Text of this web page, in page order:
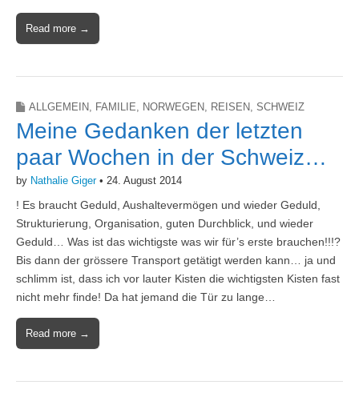
Read more →
ALLGEMEIN, FAMILIE, NORWEGEN, REISEN, SCHWEIZ
Meine Gedanken der letzten
paar Wochen in der Schweiz…
by Nathalie Giger• 24. August 2014
! Es braucht Geduld, Aushaltevermögen und wieder Geduld,
Strukturierung, Organisation, guten Durchblick, und wieder
Geduld… Was ist das wichtigste was wir für’s erste brauchen!!!?
Bis dann der grössere Transport getätigt werden kann… ja und
schlimm ist, dass ich vor lauter Kisten die wichtigsten Kisten fast
nicht mehr finde! Da hat jemand die Tür zu lange…
Read more →